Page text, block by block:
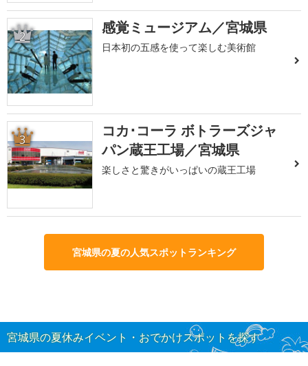
2 感覚ミュージアム／宮城県
日本初の五感を使って楽しむ美術館
3
コカ･コーラ ボトラーズジャ
パン蔵王工場／宮城県
楽しさと驚きがいっぱいの蔵王工場
宮城県の夏の人気スポットランキング
宮城県の夏休みイベント・おでかけスポットを探す